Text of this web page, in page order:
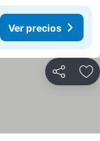
Ver precios
Compartir